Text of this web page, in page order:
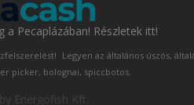
a Pecaplázában! Részletek itt!
Legyen az általános úszós,
picker, bolognai, spiccbotos.
Energofish Kft